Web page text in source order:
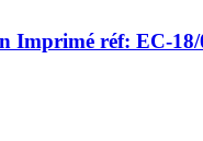
Imprimé réf: EC-18/